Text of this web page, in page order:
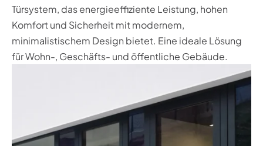
Türsystem, das energieeffiziente Leistung, hohen
Komfort und Sicherheit mit modernem,
minimalistischem Design bietet. Eine ideale Lösung
für Wohn-, Geschäfts- und öffentliche Gebäude.